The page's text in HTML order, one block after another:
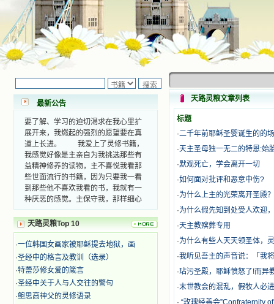
最新公告
小德兰爱心书屋最新公告 有一天，我
做了一个奇怪的梦，至今让我难忘。
书，我用舌头去舔它，觉得有一种甜
味，我就更用力去舔，最后从这本书
里流出活水来了。从那以后，一种想
要了解、学习的迫切渴求在我心里扩
展开来，我燃起的强烈的愿望要在真
道上长进。 我爱上了灵修书籍，
我感觉好像是主亲自为我挑选那些有
益精神修养的读物，主不喜悦我看那
些世面流行的书籍，因为只要我一看
到那些他不喜欢我看的书，我就有一
种厌恶的感觉。主保守我，那样细心
本不良的书籍。 善良的书使人向
善，这些圣人的作品，渐渐地印在了
我的脑子里。读这些圣书时，我思潮
这些圣人们如何在与主的交往中得到
灵命的更新，德行的馨香如何上达天
庭。啊，在这世上曾住过那么多热心
的圣人，为了传播福音，他们告别亲
天路灵粮Top 10
·一位韩国女画家被耶稣提去地狱，画
·圣经中的格言及教训（选录）
·特蕾莎修女爱的箴言
·圣经中关于人与人交往的警句
·鲍思高神父的灵修语录
天路灵粮文章列表
标题
·二千年前耶稣圣婴诞生的的
·天主圣母独一无二的特恩:始
·默观死亡，学会离开一切
·如何面对批评和恶意中伤?
·为什么上主的光荣离开圣殿？
·为什么假先知到处受人欢迎
·天主教殡葬专用
·为什么有些人天天领圣体，
·我听见吾主的声音说：「我
·玷污圣殿，耶稣愤怒了!而异
·末世教会的混乱，假牧人必
· “玫瑰经善会”Confraternity